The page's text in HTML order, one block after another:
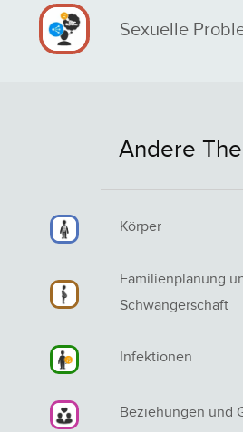
Sexuelle
Andere
Körper
Familienplanung
Schwangerschaft
Infektionen
Beziehungen und